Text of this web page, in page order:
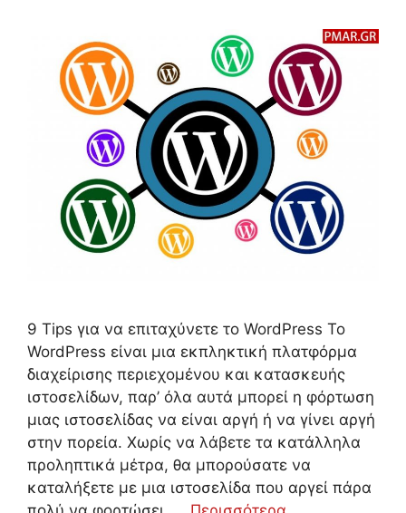
9 Tips για να επιταχύνετε το WordPress Το
WordPress είναι μια εκπληκτική πλατφόρμα
διαχείρισης περιεχομένου και κατασκευής
ιστοσελίδων, παρ’ όλα αυτά μπορεί η φόρτωση
μιας ιστοσελίδας να είναι αργή ή να γίνει αργή
στην πορεία. Χωρίς να λάβετε τα κατάλληλα
προληπτικά μέτρα, θα μπορούσατε να
καταλήξετε με μια ιστοσελίδα που αργεί πάρα